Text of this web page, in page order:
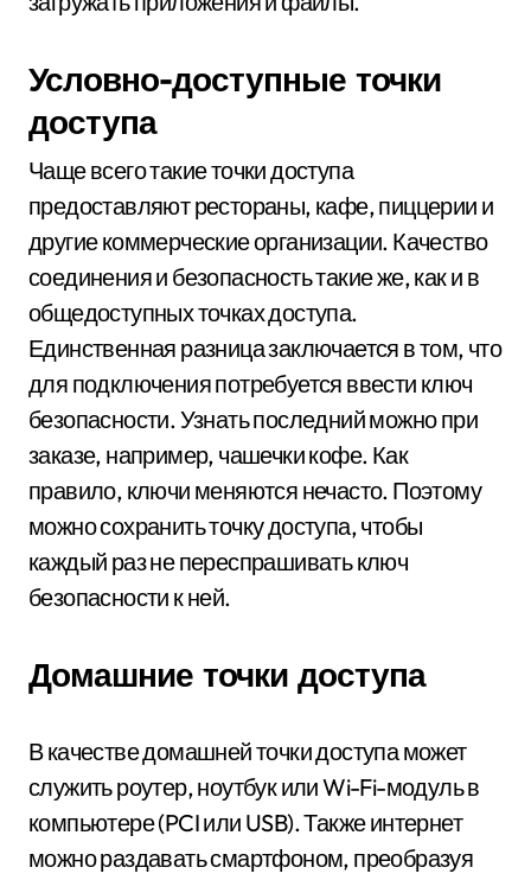
Условно-доступные точки
доступа
Чаще всего такие точки доступа
предоставляют рестораны, кафе, пиццерии и
другие коммерческие организации. Качество
соединения и безопасность такие же, как и в
общедоступных точках доступа.
Единственная разница заключается в том, что
для подключения потребуется ввести ключ
безопасности. Узнать последний можно при
заказе, например, чашечки кофе. Как
правило, ключи меняются нечасто. Поэтому
можно сохранить точку доступа, чтобы
каждый раз не переспрашивать ключ
безопасности к ней.
Домашние точки доступа
В качестве домашней точки доступа может
служить роутер, ноутбук или Wi-Fi-модуль в
компьютере (PCI или USB). Также интернет
можно раздавать смартфоном, преобразуя